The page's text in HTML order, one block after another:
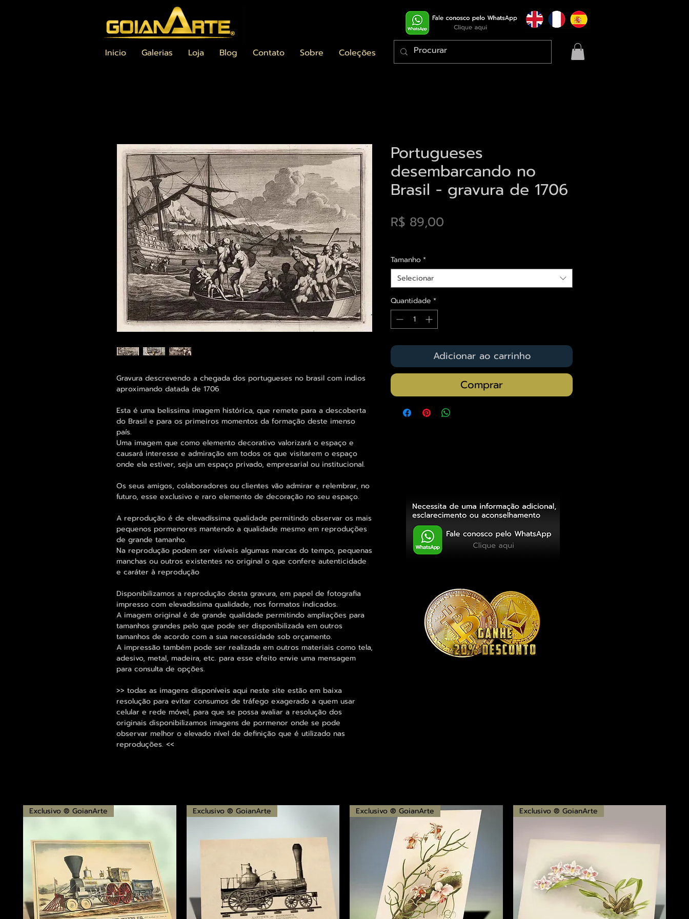
Inicio Galerias Loja Blog Contato Sobre Coleções
Gravura descrevendo a chegada dos portugueses no brasil com indios
aproximando datada de 1706
Esta é uma belissima imagem histórica, que remete para a descoberta
do Brasil e para os primeiros momentos da formação deste imenso
país.
Uma imagem que como elemento decorativo valorizará o espaço e
causará interesse e admiração em todos os que visitarem o espaço
onde ela estiver, seja um espaço privado, empresarial ou institucional.
Os seus amigos, colaboradores ou clientes vão admirar e relembrar, no
futuro, esse exclusivo e raro elemento de decoração no seu espaço.
A reprodução é de elevadíssima qualidade permitindo observar os mais
pequenos pormenores mantendo a qualidade mesmo em reproduções
de grande tamanho.
Na reprodução podem ser visíveis algumas marcas do tempo, pequenas
manchas ou outros existentes no original o que confere autenticidade
e caráter à reprodução
Disponibilizamos a reprodução desta gravura, em papel de fotografia
impresso com elevadíssima qualidade, nos formatos indicados.
A imagem original é de grande qualidade permitindo ampliações para
tamanhos grandes pelo que pode ser disponibilizada em outros
tamanhos de acordo com a sua necessidade sob orçamento.
A impressão também pode ser realizada em outros materiais como tela,
adesivo, metal, madeira, etc. para esse efeito envie uma mensagem
para consulta de opções.
>> todas as imagens disponíveis aqui neste site estão em baixa
resolução para evitar consumos de tráfego exagerado a quem usar
celular e rede móvel, para que se possa avaliar a resolução dos
originais disponibilizamos imagens de pormenor onde se pode
observar melhor o elevado nível de definição que é utilizado nas
reproduções. <<
Portugueses
desembarcando no
Brasil - gravura de 1706
R$ 89,00
Tamanho*
Selecionar
Quantidade *
Adicionar ao carrinho
Comprar
Exclusivo ® GoianArte Exclusivo ® GoianArte Exclusivo ® GoianArte Exclusivo ® GoianArte